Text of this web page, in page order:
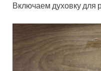
Включаем духовку для